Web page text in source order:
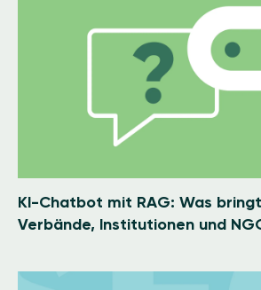
KI-Chatbot mit RAG: Was
Verbände, Institutionen und